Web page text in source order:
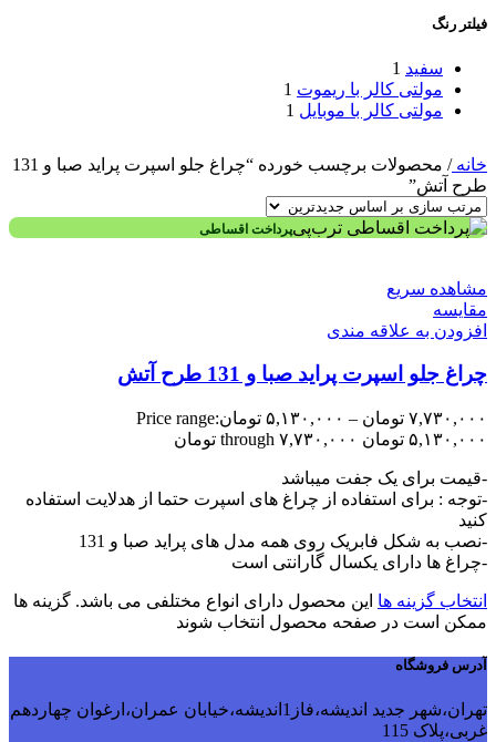
فیلتر رنگ
سفید 1
مولتی کالر با ریموت 1
مولتی کالر با موبایل 1
خانه/
محصولات برچسب خورده “چراغ جلو اسپرت پراید صبا و 131
طرح آتش”
پرداخت اقساطی
مشاهده سریع
مقایسه
افزودن به علاقه مندی
چراغ جلو اسپرت پراید صبا و 131 طرح آتش
۷,۷۳۰,۰۰۰ تومان – ۵,۱۳۰,۰۰۰ تومانPrice range:
۵,۱۳۰,۰۰۰ تومان through ۷,۷۳۰,۰۰۰ تومان
-قیمت برای یک جفت میباشد
-توجه : برای استفاده از چراغ های اسپرت حتما از هدلایت استفاده
کنید
-نصب به شکل فابریک روی همه مدل های پراید صبا و 131
-چراغ ها دارای یکسال گارانتی است
انتخاب گزینه ها این محصول دارای انواع مختلفی می باشد. گزینه ها
ممکن است در صفحه محصول انتخاب شوند
آدرس فروشگاه
تهران،شهر جدید اندیشه،فاز1اندیشه،خیابان عمران،ارغوان چهاردهم
غربی،پلاک 115